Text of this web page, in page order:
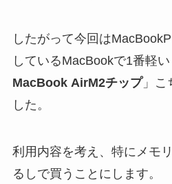
したがって今回は
しているMacBookで1番軽い
MacBook AirM2チップ」こ
した。
利用内容を考え、特にメモ
るしで買うことにします。